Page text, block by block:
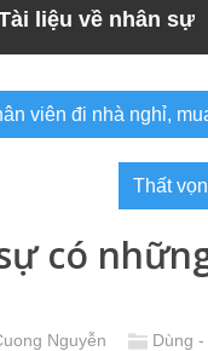
liệu về nhân sự
viên đi nhà nghỉ,
Thất
có
Nguyễn
Dùng